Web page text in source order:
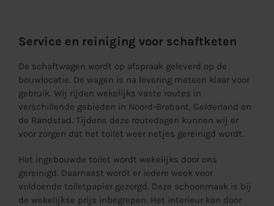
Service en reiniging voor schaftketen
De schaftwagen wordt op afspraak geleverd op de
bouwlocatie. De wagen is na levering meteen klaar voor
gebruik. Wij rijden wekelijks vaste routes in
verschillende gebieden in Noord-Brabant, Gelderland en
de Randstad. Tijdens deze routedagen kunnen wij er
voor zorgen dat het toilet weer netjes gereinigd wordt.
Het ingebouwde toilet wordt wekelijks door ons
gereinigd. Daarnaast wordt er iedere week voor
voldoende toiletpapier gezorgd. Deze schoonmaak is bij
de wekelijkse prijs inbegrepen. Het interieur kan door